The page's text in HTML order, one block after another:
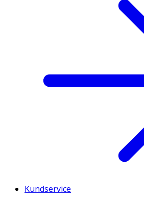
Kundservice